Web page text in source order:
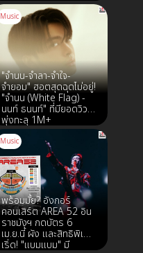
Music
"จำนน-จำลา-จำใจ-
จำยอม" ฮอตสุดฉุดไม่อยู่!
"จำนน (White Flag) -
นนท์ ธนนท์" ที่มียอดวิว
พุ่งทะลุ 1M+
Music
พร้อมมั้ย? อังกอร์
คอนเสิร์ต AREA 52 อิน
ราชมังฯ กดบัตร 6
เม.ย.นี้ ผัง และสิทธิพิเศษ
เริ่ด! "แบมแบม" มี